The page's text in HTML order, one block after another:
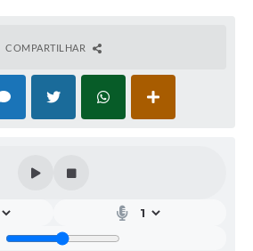
COMPARTILHAR